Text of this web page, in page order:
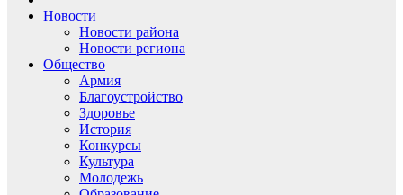
Новости
Новости района
Новости региона
Общество
Армия
Благоустройство
Здоровье
История
Конкурсы
Культура
Молодежь